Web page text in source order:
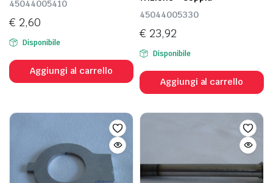
45044005410
€ 2,60
Disponibile
Aggiungi al carrello
45044005330
€ 23,92
Disponibile
Aggiungi al carrello